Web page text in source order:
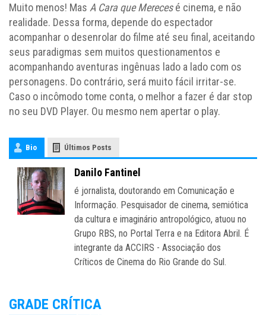
Muito menos! Mas A Cara que Merecesé cinema, e não
realidade. Dessa forma, depende do espectador
acompanhar o desenrolar do filme até seu final, aceitando
seus paradigmas sem muitos questionamentos e
acompanhando aventuras ingênuas lado a lado com os
personagens. Do contrário, será muito fácil irritar-se.
Caso o incômodo tome conta, o melhor a fazer é dar stop
no seu DVD Player. Ou mesmo nem apertar o play.
Bio Últimos Posts
Danilo Fantinel
é jornalista, doutorando em Comunicação e
Informação. Pesquisador de cinema, semiótica
da cultura e imaginário antropológico, atuou no
Grupo RBS, no Portal Terra e na Editora Abril. É
integrante da ACCIRS - Associação dos
Críticos de Cinema do Rio Grande do Sul.
GRADE CRÍTICA